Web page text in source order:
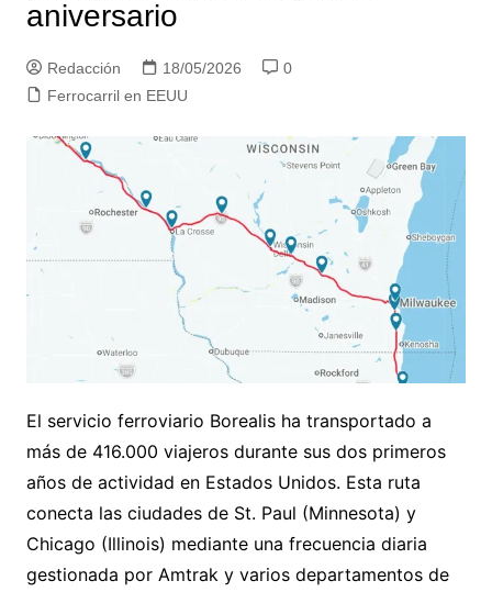
aniversario
Redacción 18/05/2026
0
Ferrocarril en EEUU
El servicio ferroviario Borealis ha transportado a
más de 416.000 viajeros durante sus dos primeros
años de actividad en Estados Unidos. Esta ruta
conecta las ciudades de St. Paul (Minnesota) y
Chicago (Illinois) mediante una frecuencia diaria
gestionada por Amtrak y varios departamentos de